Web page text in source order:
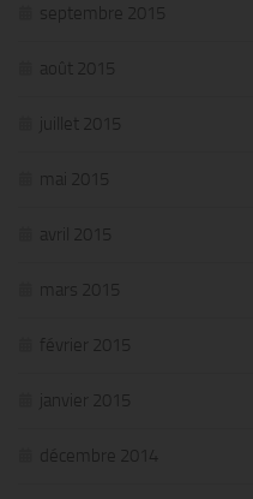
septembre 2015
août 2015
juillet 2015
mai 2015
avril 2015
mars 2015
février 2015
janvier 2015
décembre 2014